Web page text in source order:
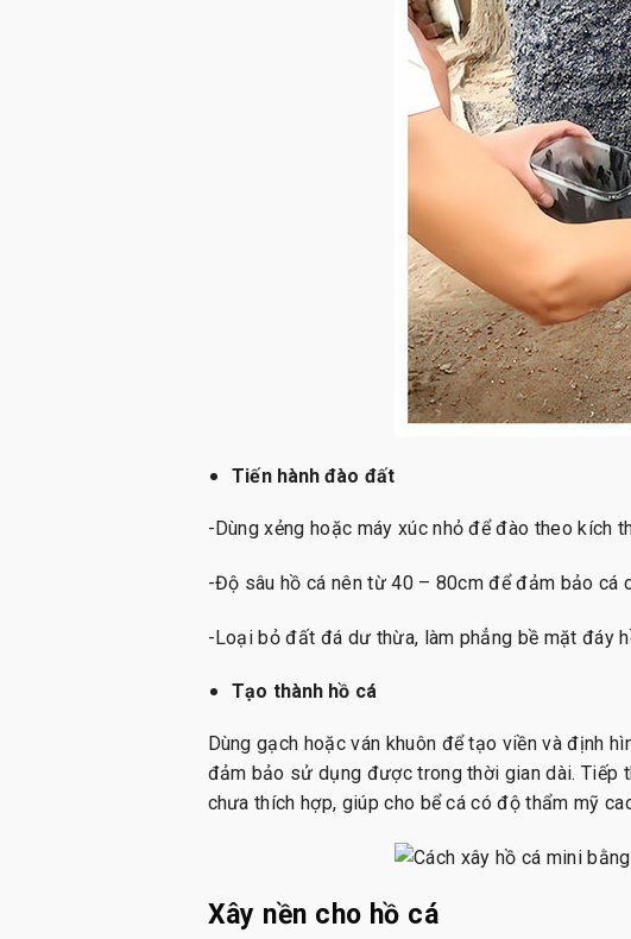
Tiến hành đào đất
-Dùng xẻng hoặc máy xúc nhỏ để đào theo kích
-Độ sâu hồ cá nên từ 40 – 80cm để đảm bảo cá
-Loại bỏ đất đá dư thừa, làm phẳng bề mặt đáy
Tạo thành hồ cá
Dùng gạch hoặc ván khuôn để tạo viền và định
đảm bảo sử dụng được trong thời gian dài. Tiếp
chưa thích hợp, giúp cho bể cá có độ thẩm mỹ
Xây nền cho hồ cá